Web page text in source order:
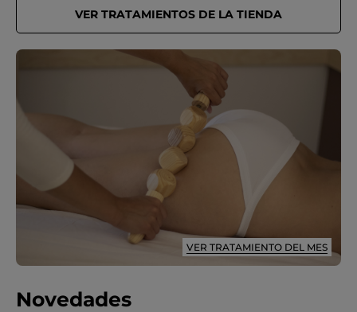
VER TRATAMIENTOS DE LA TIENDA
VER TRATAMIENTO DEL MES
Novedades